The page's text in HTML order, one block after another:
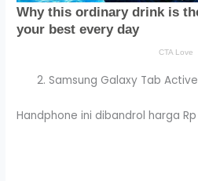
Samsung Galaxy Tab
Handphone ini dibandrol harga